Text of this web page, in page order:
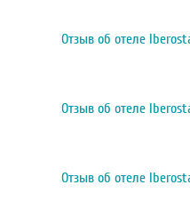
Отзыв об отеле
Отзыв об отеле
Отзыв об отеле